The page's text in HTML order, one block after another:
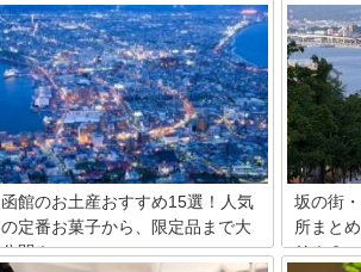
函館のお土産おすすめ15選！人気
の定番お菓子から、限定品まで大
公開！
坂の街
所まと
リ！？